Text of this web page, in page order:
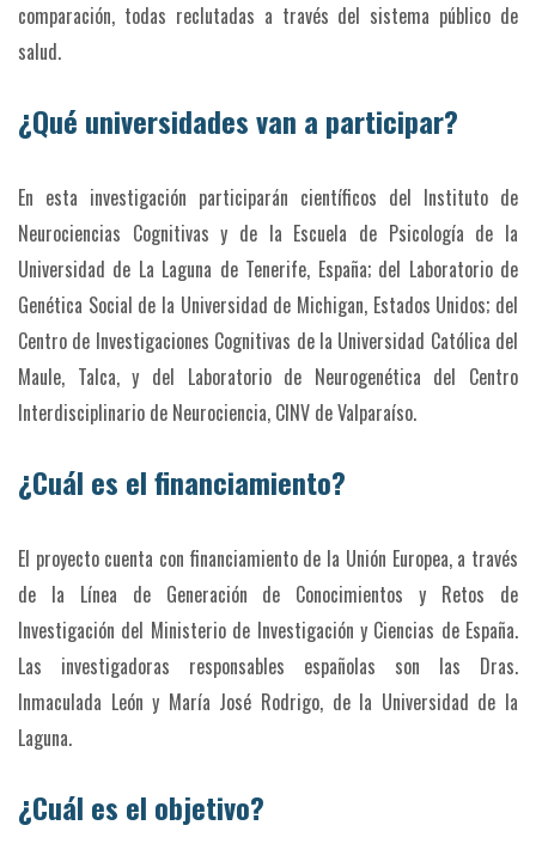
comparación, todas reclutadas a través del sistema público de
salud.
¿Qué universidades van a participar?
En esta investigación participarán científicos del Instituto de
Neurociencias Cognitivas y de la Escuela de Psicología de la
Universidad de La Laguna de Tenerife, España; del Laboratorio de
Genética Social de la Universidad de Michigan, Estados Unidos; del
Centro de Investigaciones Cognitivas de la Universidad Católica del
Maule, Talca, y del Laboratorio de Neurogenética del Centro
Interdisciplinario de Neurociencia, CINV de Valparaíso.
¿Cuál es el financiamiento?
El proyecto cuenta con financiamiento de la Unión Europea, a través
de la Línea de Generación de Conocimientos y Retos de
Investigación del Ministerio de Investigación y Ciencias de España.
Las investigadoras responsables españolas son las Dras.
Inmaculada León y María José Rodrigo, de la Universidad de la
Laguna.
¿Cuál es el objetivo?